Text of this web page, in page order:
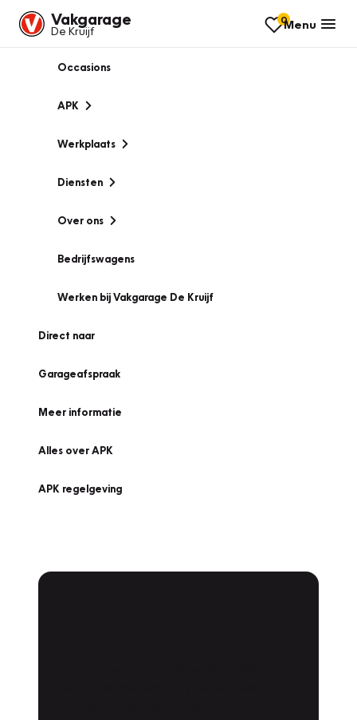
Vakgarage
De Kruijf
0Menu
Occasions
APK
Werkplaats
Diensten
Over ons
Bedrijfswagens
Werken bij Vakgarage De Kruijf
Direct naar
Garageafspraak
Meer informatie
Alles over APK
APK regelgeving